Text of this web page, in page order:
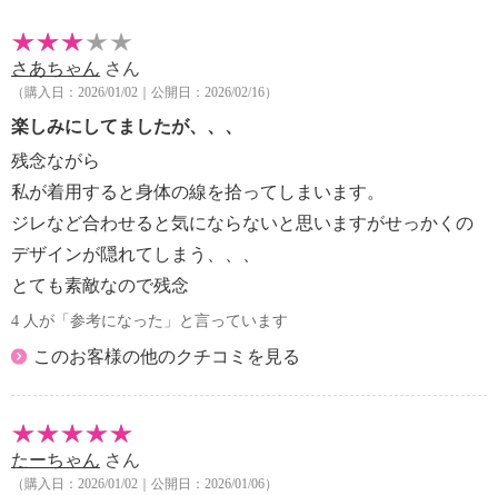
・長時間照射による変退色注意
・単品洗い
・摩擦による色落ち、色移り注意
・素材の特性上、多少の縮みあり
・毛玉が生じるおそれあり
・過度な力をかけない
【個体差あり】
・個体差あり
【原産国（地）】
・日本製
さあちゃん さん
（購入日：2026/01/02｜公開日：2026/02/16）
楽しみにしてましたが、、、
残念ながら
私が着用すると身体の線を拾ってしまいます。
ジレなど合わせると気にならないと思いますがせっかくの
デザインが隠れてしまう、、、
とても素敵なので残念
4 人が「参考になった」と言っています
このお客様の他のクチコミを見る
たーちゃん さん
（購入日：2026/01/02｜公開日：2026/01/06）